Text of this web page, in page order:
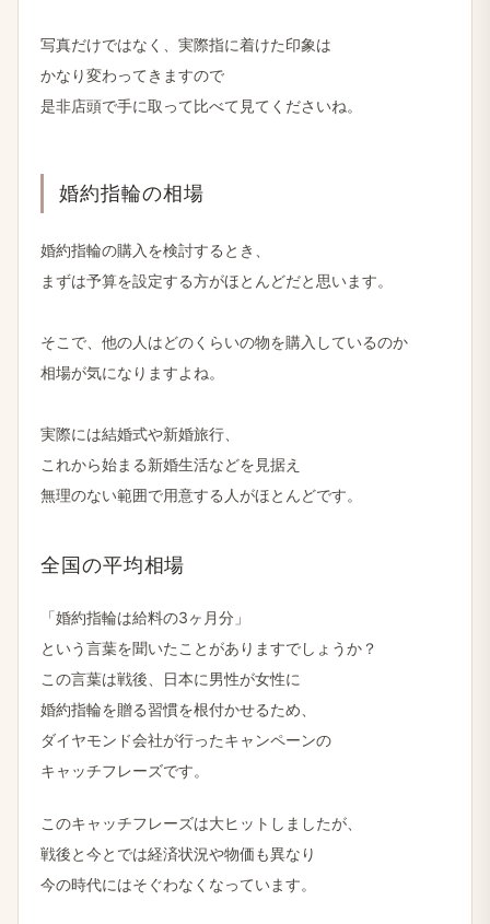
写真だけではなく、​実際指に​着けた​印象は
かなり​変わってきますので
是非店頭で​手に​取って​比べて​見てくださいね。
婚約指輪の​相場
婚約指輪の​購入を​検討する​とき、
まずは​予算を​設定する​方が​ほとんどだと​思います。
そこで、​他の​人は​どの​くらいの​物を​購入しているのか
相場が​気に​なりますよね。
実際には​結婚​式や​新婚旅行、
これから​始まる​新婚生活などを​見据え
無理の​ない​範囲で​用意する​人が​ほとんどです。
全国の​平均相場
「婚約指輪は​給料の​3ヶ月分」
と​いう​言葉を​聞いた​ことがありますでしょうか？
この​言葉は​戦後、​日本に​男性が​女性に
婚約指輪を​贈る​習慣を​根付かせる​ため、
ダイヤモンド会社が​行った​キャンペーンの
キャッチフレーズです。
この​キャッチフレーズは​大ヒットしましたが、
戦後と​今とでは​経済状況や​物価も​異なり
今の​時代には​そぐわなくなっています。